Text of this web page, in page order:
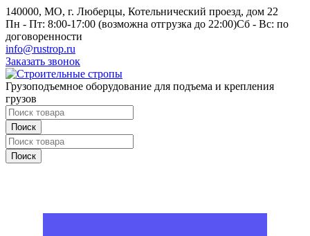
140000, МО, г. Люберцы, Котельнический проезд, дом 22
Пн - Пт: 8:00-17:00 (возможна отгрузка до 22:00)Сб - Вс: по
договоренности
info@rustrop.ru
Заказать звонок
Грузоподъемное оборудование для подъема и крепления
грузов
Поиск
Поиск